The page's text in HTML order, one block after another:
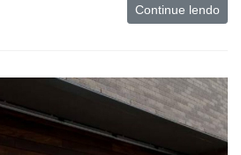
Continue lendo